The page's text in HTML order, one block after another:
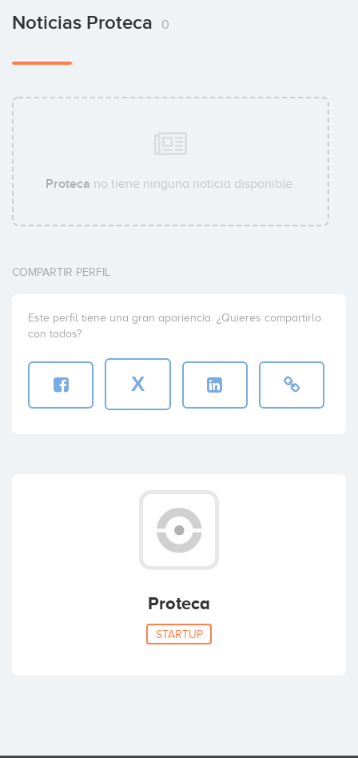
Noticias Proteca 0
Proteca no tiene ninguna noticia disponible.
COMPARTIR PERFIL
Este perfil tiene una gran apariencia. ¿Quieres compartirlo
con todos?
X
Proteca
STARTUP